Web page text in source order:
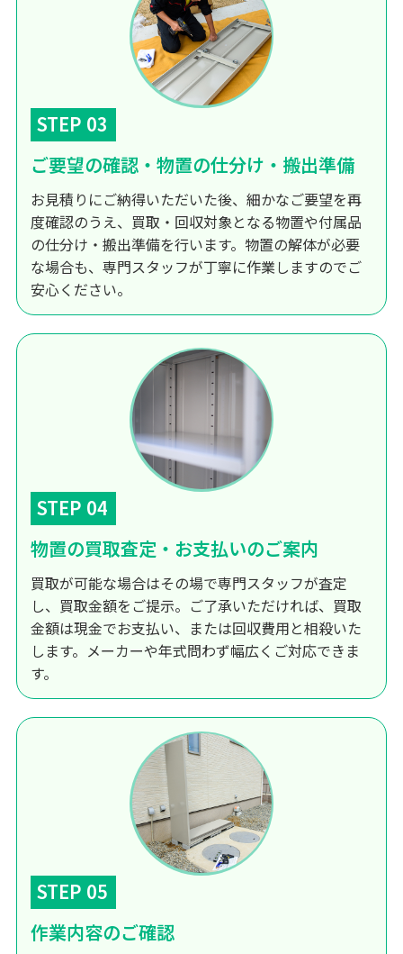
STEP 03
ご要望の確認・物置の仕分け・搬出準備
お見積りにご納得いただいた後、細かなご要望を再
度確認のうえ、買取・回収対象となる物置や付属品
の仕分け・搬出準備を行います。物置の解体が必要
な場合も、専門スタッフが丁寧に作業しますのでご
安心ください。
STEP 04
物置の買取査定・お支払いのご案内
買取が可能な場合はその場で専門スタッフが査定
し、買取金額をご提示。ご了承いただければ、買取
金額は現金でお支払い、または回収費用と相殺いた
します。メーカーや年式問わず幅広くご対応できま
す。
STEP 05
作業内容のご確認